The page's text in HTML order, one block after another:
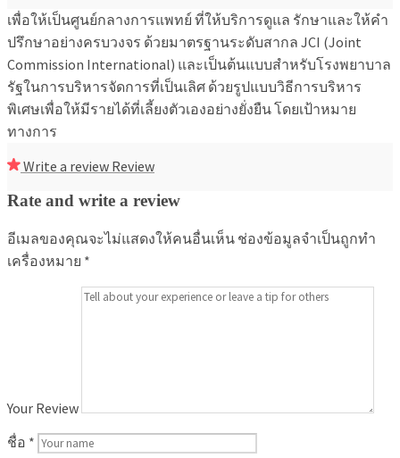
เพื่อให้เป็นศูนย์กลางการแพทย์ ที่ให้บริการดูแล รักษาและให้คำ
ปรึกษาอย่างครบวงจร ด้วยมาตรฐานระดับสากล JCI (Joint
Commission International) และเป็นต้นแบบสำหรับโรงพยาบาล
รัฐในการบริหารจัดการที่เป็นเลิศ ด้วยรูปแบบวิธีการบริหาร
พิเศษเพื่อให้มีรายได้ที่เลี้ยงตัวเองอย่างยั่งยืน โดยเป้าหมาย
ทางการ
Write a review Review
Rate and write a review
อีเมลของคุณจะไม่แสดงให้คนอื่นเห็น ช่องข้อมูลจำเป็นถูกทำ
เครื่องหมาย *
Your Review
ชื่อ *